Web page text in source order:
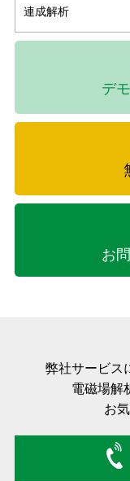
連成解析
デ
お
弊社サービス
電磁場解
お